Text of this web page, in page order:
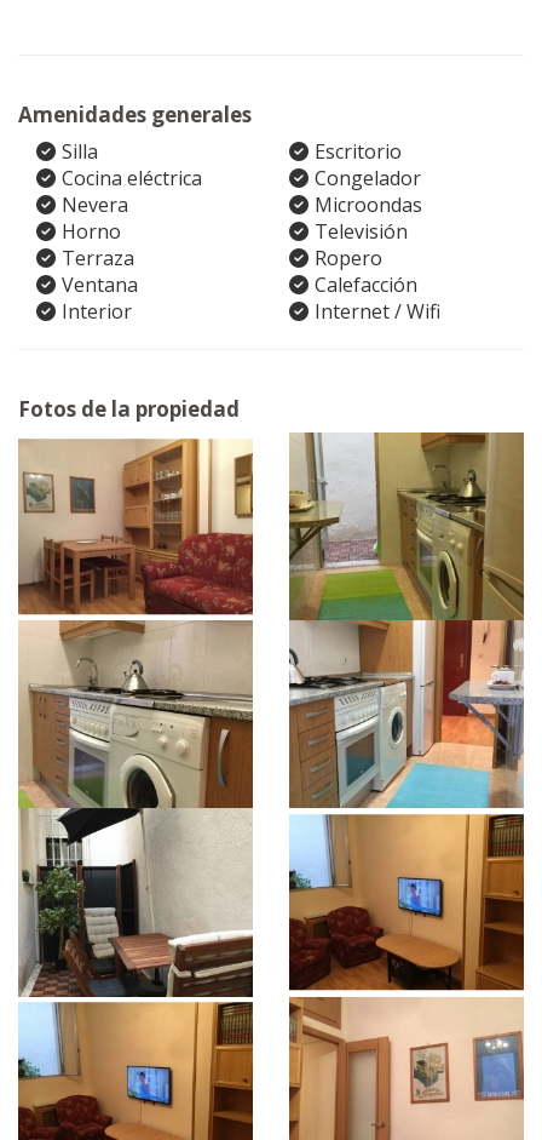
Amenidades generales
Silla
Escritorio
Cocina eléctrica
Congelador
Nevera
Microondas
Horno
Televisión
Terraza
Ropero
Ventana
Calefacción
Interior
Internet / Wifi
Fotos de la propiedad